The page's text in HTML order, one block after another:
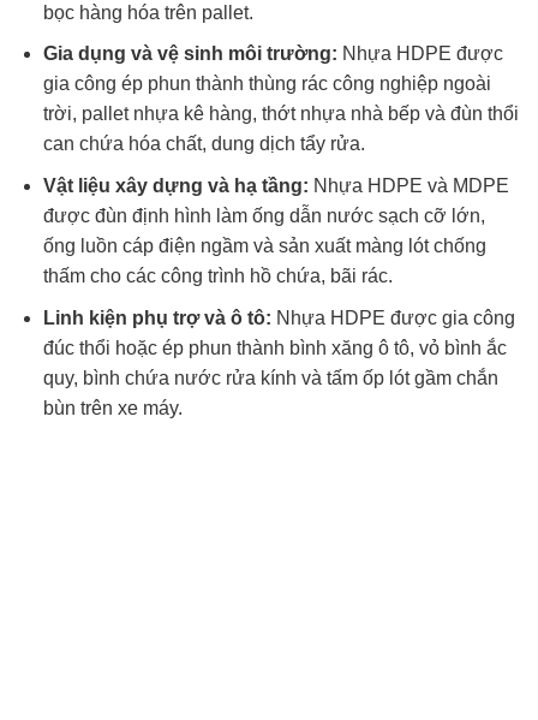
bọc hàng hóa trên pallet.
Gia dụng và vệ sinh môi trường: Nhựa HDPE được
gia công ép phun thành thùng rác công nghiệp ngoài
trời, pallet nhựa kê hàng, thớt nhựa nhà bếp và đùn thổi
can chứa hóa chất, dung dịch tẩy rửa.
Vật liệu xây dựng và hạ tầng: Nhựa HDPE và MDPE
được đùn định hình làm ống dẫn nước sạch cỡ lớn,
ống luồn cáp điện ngầm và sản xuất màng lót chống
thấm cho các công trình hồ chứa, bãi rác.
Linh kiện phụ trợ và ô tô: Nhựa HDPE được gia công
đúc thổi hoặc ép phun thành bình xăng ô tô, vỏ bình ắc
quy, bình chứa nước rửa kính và tấm ốp lót gầm chắn
bùn trên xe máy.